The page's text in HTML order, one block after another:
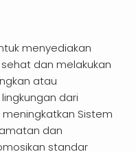
menyediakan
dan melakukan
atau
dari
Sistem
dan
standar